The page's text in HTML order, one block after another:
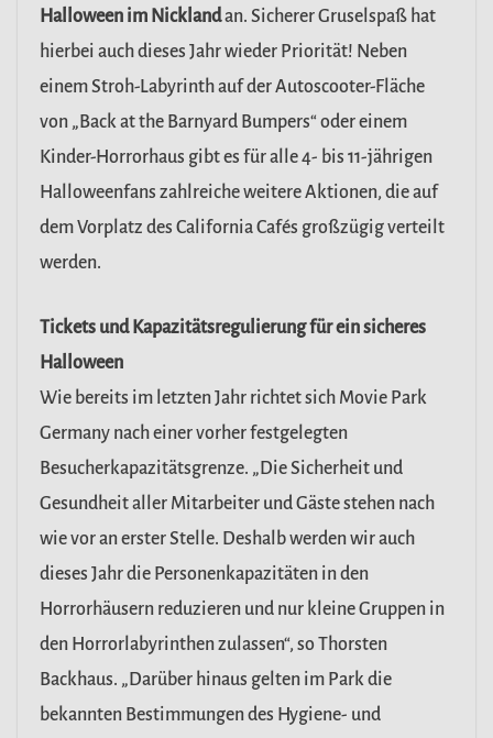
Halloween im Nicklandan. Sicherer Gruselspaß hat
hierbei auch dieses Jahr wieder Priorität! Neben
einem Stroh-Labyrinth auf der Autoscooter-Fläche
von „Back at the Barnyard Bumpers“ oder einem
Kinder-Horrorhaus gibt es für alle 4- bis 11-jährigen
Halloweenfans zahlreiche weitere Aktionen, die auf
dem Vorplatz des California Cafés großzügig verteilt
werden.
Tickets und Kapazitätsregulierung für ein sicheres
Halloween
Wie bereits im letzten Jahr richtet sich Movie Park
Germany nach einer vorher festgelegten
Besucherkapazitätsgrenze. „Die Sicherheit und
Gesundheit aller Mitarbeiter und Gäste stehen nach
wie vor an erster Stelle. Deshalb werden wir auch
dieses Jahr die Personenkapazitäten in den
Horrorhäusern reduzieren und nur kleine Gruppen in
den Horrorlabyrinthen zulassen“, so Thorsten
Backhaus. „Darüber hinaus gelten im Park die
bekannten Bestimmungen des Hygiene- und